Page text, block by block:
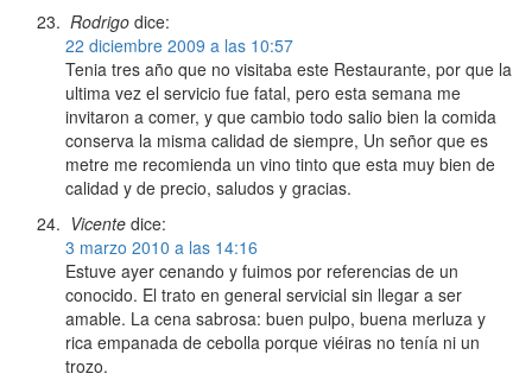
Rodrigo dice:
22 diciembre 2009 a las 10:57
Tenia tres año que no visitaba este Restaurante, por que la
ultima vez el servicio fue fatal, pero esta semana me
invitaron a comer, y que cambio todo salio bien la comida
conserva la misma calidad de siempre, Un señor que es
metre me recomienda un vino tinto que esta muy bien de
calidad y de precio, saludos y gracias.
Vicente dice:
3 marzo 2010 a las 14:16
Estuve ayer cenando y fuimos por referencias de un
conocido. El trato en general servicial sin llegar a ser
amable. La cena sabrosa: buen pulpo, buena merluza y
rica empanada de cebolla porque viéiras no tenía ni un
trozo.